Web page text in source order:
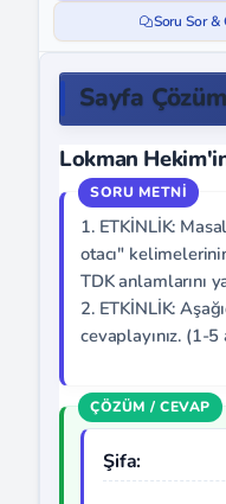
Soru Sor &
Sayfa
Lokman
1. ETKİNLİK:
otacı"
TDK anlamlarını
2. ETKİNLİK:
cevaplayınız. (1-5
Şifa: